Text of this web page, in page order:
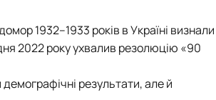
1932–1933 років в Україні визнали
2022 року ухвалив резолюцію «90
результати, але й